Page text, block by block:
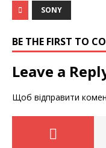
SONY
BE THE FIRST TO
Leave a
Щоб відправити